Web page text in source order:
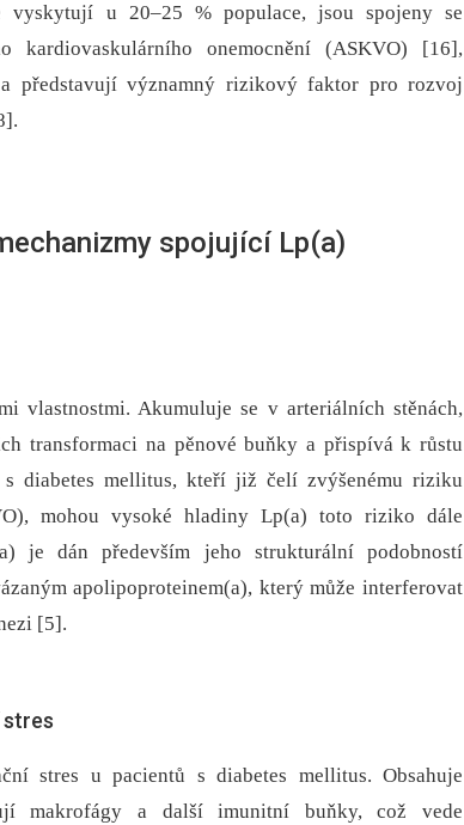
vyskytují u 20–25 % populace, jsou spojeny se
kardiovaskulárního onemocnění (ASKVO) [16],
představují významný rizikový faktor pro rozvoj
spojující Lp(a)
vlastnostmi. Akumuluje se v arteriálních stěnách,
transformaci na pěnové buňky a přispívá k růstu
diabetes mellitus, kteří již čelí zvýšenému riziku
mohou vysoké hladiny Lp(a) toto riziko dále
je dán především jeho strukturální podobností
apolipoproteinem(a), který může interferovat
[5].
stres u pacientů s diabetes mellitus. Obsahuje
makrofágy a další imunitní buňky, což vede